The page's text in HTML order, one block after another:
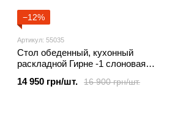
−12%
Артикул: 55035
Стол обеденный, кухонный
раскладной Гирне -1 слоновая
16 900 грн/шт.
14 950 грн/шт.